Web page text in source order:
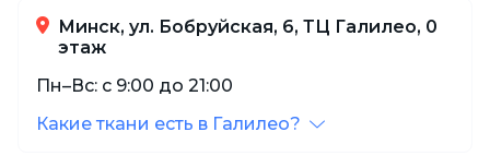
Минск, ул. Бобруйская, 6, ТЦ Галилео, 0
этаж
Пн–Вс: с 9:00 до 21:00
Какие ткани есть в Галилео?